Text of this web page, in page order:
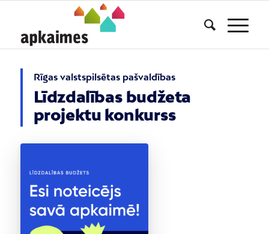
Rīgas valstspilsētas pašvaldības
Līdzdalības budžeta
projektu konkurss